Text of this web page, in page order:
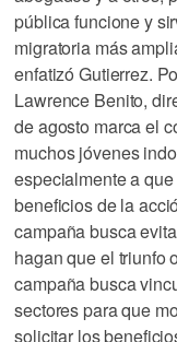
pública funcione y
migratoria más
enfatizó Gutierrez.
Lawrence Benito,
de agosto marca el
muchos jóvenes
especialmente a
beneficios de la
campaña busca
hagan que el triunfo
campaña busca
sectores para que
solicitar los